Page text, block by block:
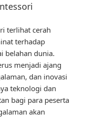
terlihat cerah
terhadap
belahan dunia.
menjadi ajang
dan inovasi
teknologi dan
bagi para peserta
akan